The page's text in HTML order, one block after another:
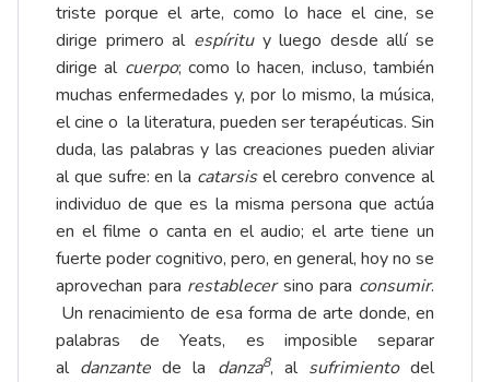
triste porque el arte, como lo hace el cine, se
dirige primero al espírituy luego desde allí se
dirige al cuerpo; como lo hacen, incluso, también
muchas enfermedades y, por lo mismo, la música,
el cine o la literatura, pueden ser terapéuticas. Sin
duda, las palabras y las creaciones pueden aliviar
al que sufre: en la catarsisel cerebro convence al
individuo de que es la misma persona que actúa
en el filme o canta en el audio; el arte tiene un
fuerte poder cognitivo, pero, en general, hoy no se
aprovechan para restablecersino para consumir.
Un renacimiento de esa forma de arte donde, en
palabras de Yeats, es imposible separar
al danzante de la danza8, al sufrimientodel